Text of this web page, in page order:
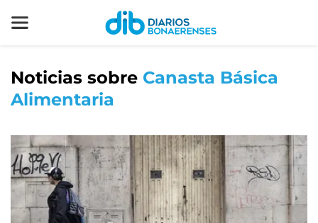
Noticias sobre Canasta Básica
Alimentaria